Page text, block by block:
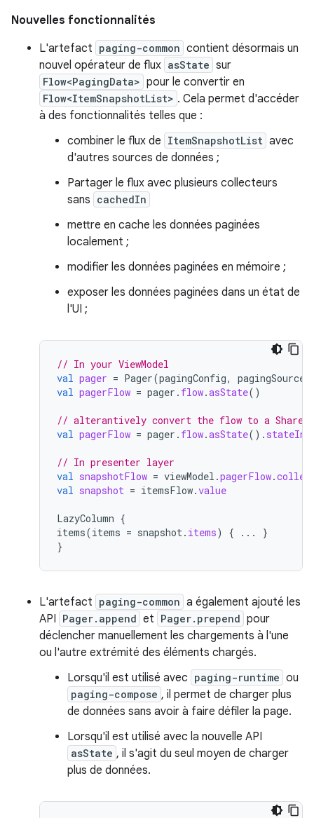
Nouvelles fonctionnalités
L'artefact paging-common contient désormais un
nouvel opérateur de flux asState sur
Flow<PagingData> pour le convertir en
Flow<ItemSnapshotList> . Cela permet d'accéder
à des fonctionnalités telles que :
combiner le flux de ItemSnapshotList avec
d'autres sources de données ;
Partager le flux avec plusieurs collecteurs
sans cachedIn
mettre en cache les données paginées
localement ;
modifier les données paginées en mémoire ;
exposer les données paginées dans un état de
l'UI ;
// In your ViewModel
val pager = Pager(pagingConfig,
val pagerFlow = pager . flow.asState()
// alterantively convert the flow to a
val pagerFlow = pager . flow.asState(). stateIn
// In presenter layer
val snapshotFlow = viewModel .pagerFlow.
val snapshot = itemsFlow.value
LazyColumn {
items(items = snapshot. items) { ...
}
}
L'artefact paging-common a également ajouté les
API Pager.append et Pager.prepend pour
déclencher manuellement les chargements à l'une
ou l'autre extrémité des éléments chargés.
Lorsqu'il est utilisé avec paging-runtime ou
paging-compose , il permet de charger plus
de données sans avoir à faire défiler la page.
Lorsqu'il est utilisé avec la nouvelle API
asState , il s'agit du seul moyen de charger
plus de données.